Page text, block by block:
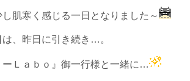
肌寒く感じる一日となりました～
、昨日に引き続き…。
ーＬａｂｏ』御一行様と一緒に…